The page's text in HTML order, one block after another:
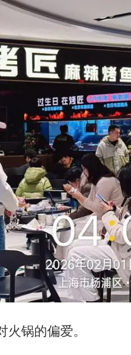
火锅的偏爱。